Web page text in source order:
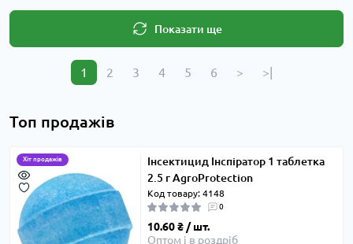
Показати ще
1 2 3 4 5 6 > >|
Топ продажів
Хіт продажів
Інсектицид Інспіратор 1 таблетка
2.5 г AgroProtection
Код товару: 4148
0
10.60 ₴ / шт.
Оптом і в роздріб